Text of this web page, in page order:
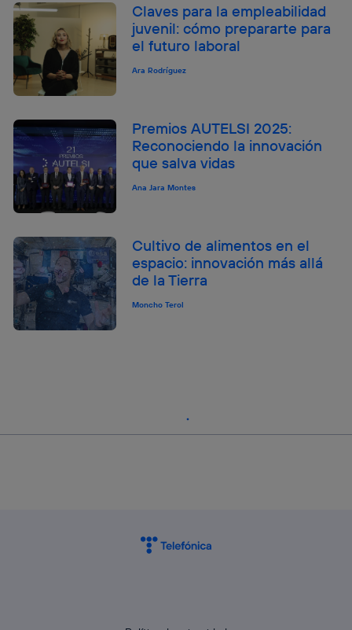
Claves para la empleabilidad
juvenil: cómo prepararte para
el futuro laboral
Ara Rodríguez
Premios AUTELSI 2025:
Reconociendo la innovación
que salva vidas
Ana Jara Montes
Cultivo de alimentos en el
espacio: innovación más allá
de la Tierra
Moncho Terol